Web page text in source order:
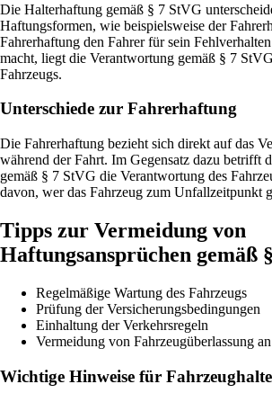
Die Halterhaftung gemäß § 7 StVG
Haftungsformen, wie beispielsweise der
Fahrerhaftung den Fahrer für sein
macht, liegt die Verantwortung gemäß § 7
Fahrzeugs.
Unterschiede zur Fahrerhaftung
Die Fahrerhaftung bezieht sich direkt auf das
während der Fahrt. Im Gegensatz dazu betrifft
gemäß § 7 StVG die Verantwortung des
davon, wer das Fahrzeug zum Unfallzeitpunkt
Tipps zur Vermeidung von
Haftungsansprüchen gemäß
Regelmäßige Wartung des Fahrzeugs
Prüfung der Versicherungsbedingungen
Einhaltung der Verkehrsregeln
Vermeidung von Fahrzeugüberlassung
Wichtige Hinweise für